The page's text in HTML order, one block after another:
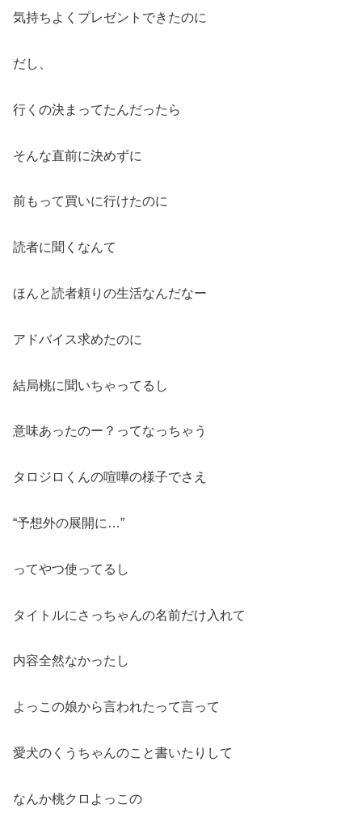
気持ちよくプレゼントできたのに
だし、
行くの決まってたんだったら
そんな直前に決めずに
前もって買いに行けたのに
読者に聞くなんて
ほんと読者頼りの生活なんだなー
アドバイス求めたのに
結局桃に聞いちゃってるし
意味あったのー？ってなっちゃう
タロジロくんの喧嘩の様子でさえ
“予想外の展開に…”
ってやつ使ってるし
タイトルにさっちゃんの名前だけ入れて
内容全然なかったし
よっこの娘から言われたって言って
愛犬のくうちゃんのこと書いたりして
なんか桃クロよっこの